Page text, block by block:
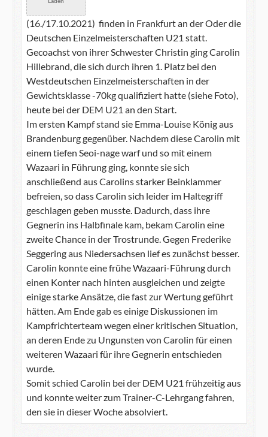
(16./17.10.2021) finden in Frankfurt an der Oder die
Deutschen Einzelmeisterschaften U21 statt.
Gecoachst von ihrer Schwester Christin ging Carolin
Hillebrand, die sich durch ihren 1. Platz bei den
Westdeutschen Einzelmeisterschaften in der
Gewichtsklasse -70kg qualifiziert hatte (siehe Foto),
heute bei der DEM U21 an den Start.
Im ersten Kampf stand sie Emma-Louise König aus
Brandenburg gegenüber. Nachdem diese Carolin mit
einem tiefen Seoi-nage warf und so mit einem
Wazaari in Führung ging, konnte sie sich
anschließend aus Carolins starker Beinklammer
befreien, so dass Carolin sich leider im Haltegriff
geschlagen geben musste. Dadurch, dass ihre
Gegnerin ins Halbfinale kam, bekam Carolin eine
zweite Chance in der Trostrunde. Gegen Frederike
Seggering aus Niedersachsen lief es zunächst besser.
Carolin konnte eine frühe Wazaari-Führung durch
einen Konter nach hinten ausgleichen und zeigte
einige starke Ansätze, die fast zur Wertung geführt
hätten. Am Ende gab es einige Diskussionen im
Kampfrichterteam wegen einer kritischen Situation,
an deren Ende zu Ungunsten von Carolin für einen
weiteren Wazaari für ihre Gegnerin entschieden
wurde.
Somit schied Carolin bei der DEM U21 frühzeitig aus
und konnte weiter zum Trainer-C-Lehrgang fahren,
den sie in dieser Woche absolviert.